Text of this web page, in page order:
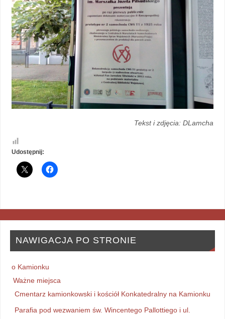
Tekst i zdjęcia: DLamcha
Udostępnij:
NAWIGACJA PO STRONIE
o Kamionku
Ważne miejsca
Cmentarz kamionkowski i kościół Konkatedralny na Kamionku
Parafia pod wezwaniem św. Wincentego Pallottiego i ul.